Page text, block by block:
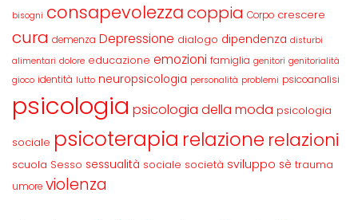
bisogni consapevolezzacoppia Corpo crescere
cura demenza Depressione dialogo dipendenza disturbi
alimentari dolore educazione emozioni famiglia genitori genitorialità
gioco identità lutto neuropsicologia personalità problemi psicoanalisi
psicologia psicologia della moda psicologia
sociale psicoterapia relazione relazioni
scuola Sesso sessualità sociale società sviluppo sè trauma
umore violenza